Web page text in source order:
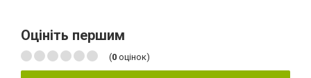
Оцініть першим
(0 оцінок)